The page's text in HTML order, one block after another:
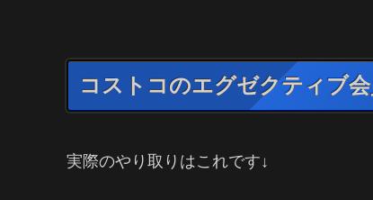
コストコのエグゼクティブ
実際のやり取りはこれです↓